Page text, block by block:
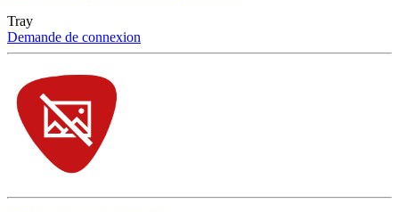
Tray
Demande de connexion